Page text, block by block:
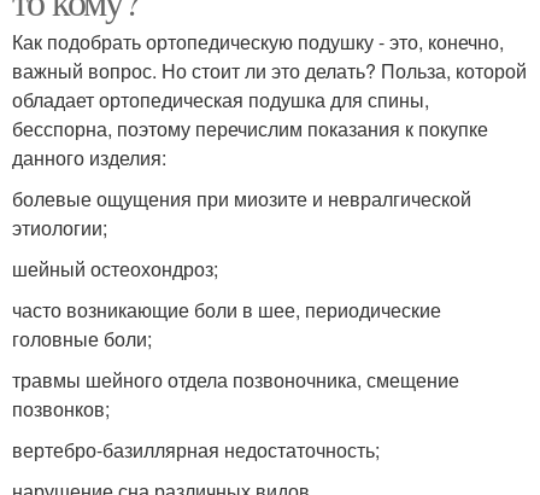
Как подобрать ортопедическую подушку - это, конечно,
важный вопрос. Но стоит ли это делать? Польза, которой
обладает ортопедическая подушка для спины,
бесспорна, поэтому перечислим показания к покупке
данного изделия:
болевые ощущения при миозите и невралгической
этиологии;
шейный остеохондроз;
часто возникающие боли в шее, периодические
головные боли;
травмы шейного отдела позвоночника, смещение
позвонков;
вертебро-базиллярная недостаточность;